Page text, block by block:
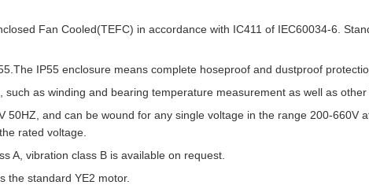
Fan Cooled(TEFC) in accordance with IC411 of IEC60034-6.
IP55 enclosure means complete hoseproof and dustproof
as winding and bearing temperature measurement as well as
50HZ, and can be wound for any single voltage in the range 200-660V
rated voltage.
A, vibration class B is available on request.
the standard YE2 motor.